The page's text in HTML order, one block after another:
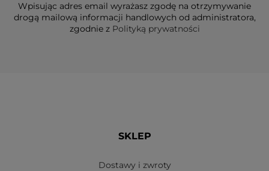
Wpisując adres email wyrażasz zgodę na otrzymywanie
drogą mailową informacji handlowych od administratora,
zgodnie z Polityką prywatności
SKLEP
Dostawy i zwroty